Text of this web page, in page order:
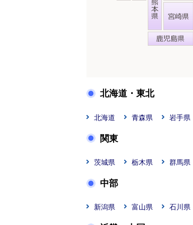
北海道・東北
北海道 青森県 岩手県
関東
茨城県 栃木県 群馬県
中部
新潟県 富山県 石川県